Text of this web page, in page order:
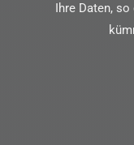
Ihre Daten,